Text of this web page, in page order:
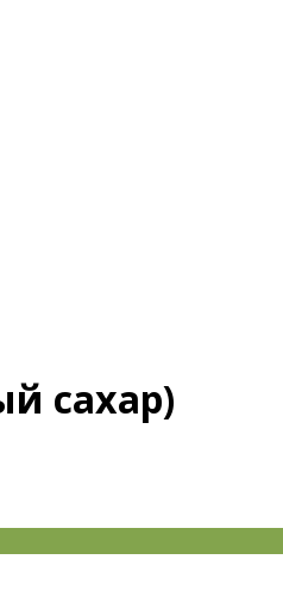
сахар)